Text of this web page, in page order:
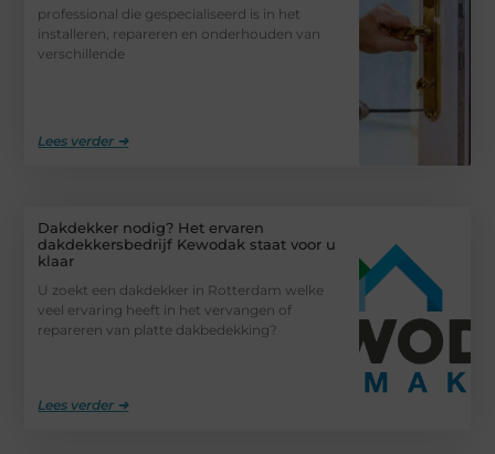
professional die gespecialiseerd is in het
installeren, repareren en onderhouden van
verschillende
Lees verder ➜
Dakdekker nodig? Het ervaren
dakdekkersbedrijf Kewodak staat voor u
klaar
U zoekt een dakdekker in Rotterdam welke
veel ervaring heeft in het vervangen of
repareren van platte dakbedekking?
Lees verder ➜